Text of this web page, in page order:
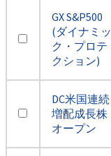
GX S&P500
(ダイナミッ
ク・プロテ
クション)
DC米国連続
増配成長株
オープン